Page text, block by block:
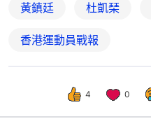
黃鎮廷 杜凱琹
香港運動員戰報
4 0